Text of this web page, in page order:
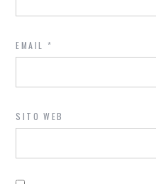
EMAIL *
SITO WEB